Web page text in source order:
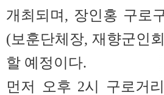
개최되며, 장인홍 구로
(보훈단체장, 재향군인
할 예정이다.
먼저 오후 2시 구로거